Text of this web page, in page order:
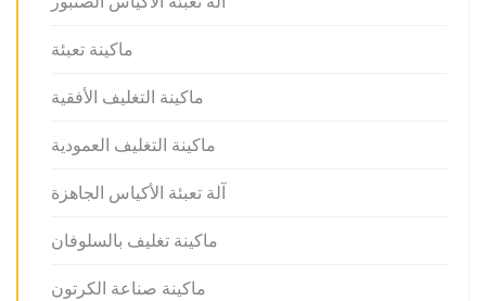
ماكينة تعبئة
ماكينة التغليف الأفقية
ماكينة التغليف العمودية
آلة تعبئة الأكياس الجاهزة
ماكينة تغليف بالسلوفان
ماكينة صناعة الكرتون